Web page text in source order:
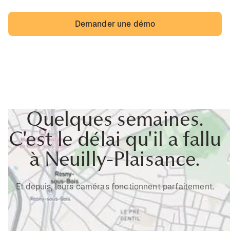
Demander une démo
Quelques semaines.
C'est le délai qu'il a fallu
à Neuilly-Plaisance.
Et depuis, leurs caméras fonctionnent parfaitement.